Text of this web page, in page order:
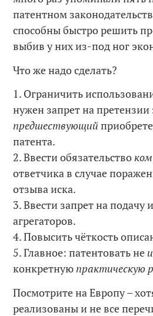
патентном
способны быстро решить
выбив у них из-под ног
Что же надо сделать?
1. Ограничить
нужен запрет на претензии
предшествующий
патента.
2. Ввести обязательство
ответчика в случае
отзыва иска.
3. Ввести запрет на подачу
агрегаторов.
4. Повысить чёткость
5. Главное: патентовать не
конкретнуюпрактическую
Посмотрите на Европу –
реализованы и не все